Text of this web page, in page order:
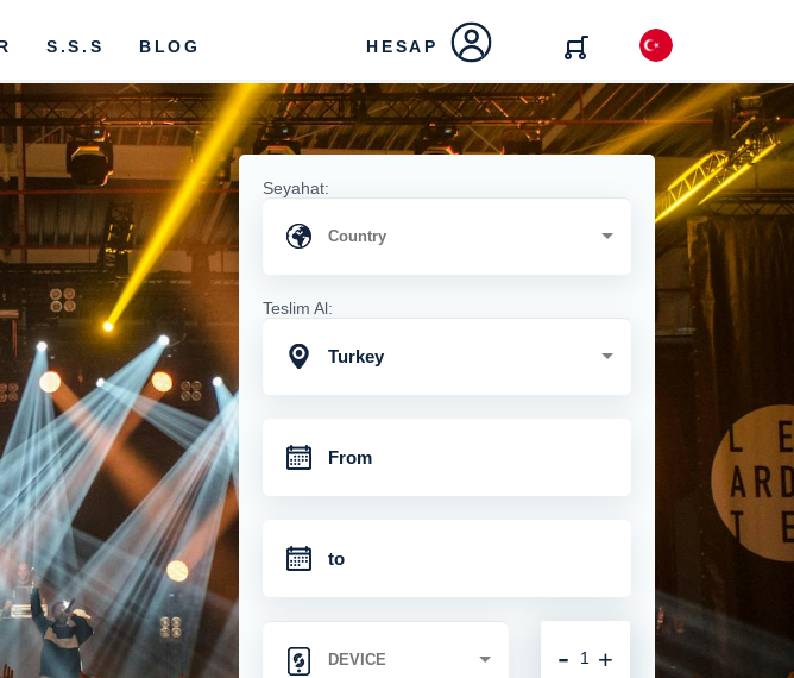
S.S.S BLOG HESAP
Seyahat:
Teslim Al:
Turkey
+
-